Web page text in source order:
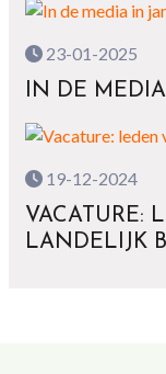
23-01-2025
IN DE
19-12-2024
VACATURE:
LANDELIJK